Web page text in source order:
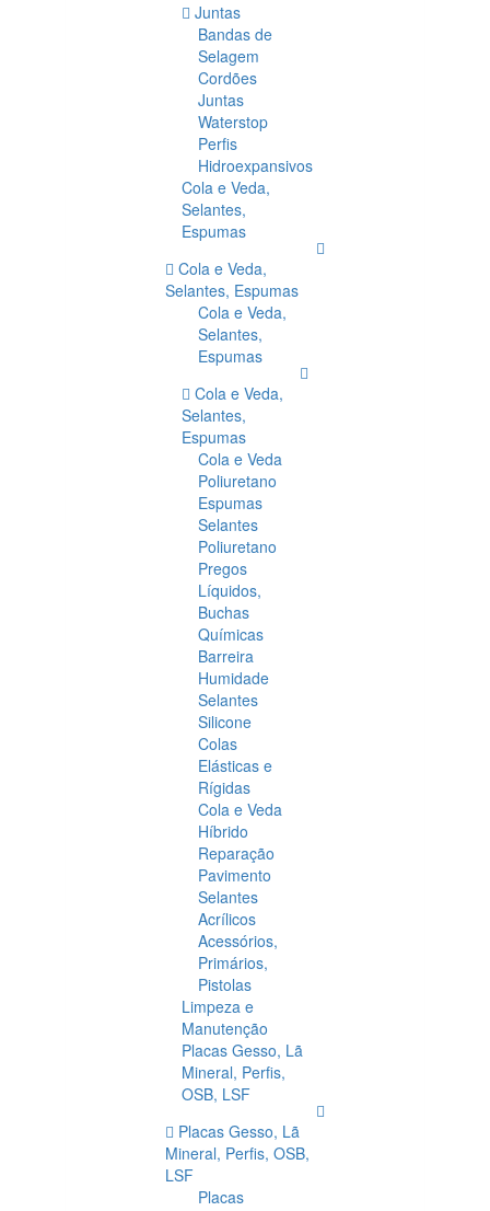
Juntas
Bandas de
Selagem
Cordões
Juntas
Waterstop
Perfis
Hidroexpansivos
Cola e Veda,
Selantes,
Espumas
Cola e Veda,
Selantes, Espumas
Cola e Veda,
Selantes,
Espumas
Cola e Veda,
Selantes,
Espumas
Cola e Veda
Poliuretano
Espumas
Selantes
Poliuretano
Pregos
Líquidos,
Buchas
Químicas
Barreira
Humidade
Selantes
Silicone
Colas
Elásticas e
Rígidas
Cola e Veda
Híbrido
Reparação
Pavimento
Selantes
Acrílicos
Acessórios,
Primários,
Pistolas
Limpeza e
Manutenção
Placas Gesso, Lã
Mineral, Perfis,
OSB, LSF
Placas Gesso, Lã
Mineral, Perfis, OSB,
LSF
Placas